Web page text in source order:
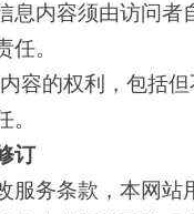
息内容须由访问
。
容的权利，包括
订
务条款，本网站